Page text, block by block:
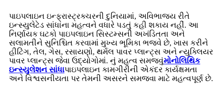
પાઇપલાઇન ઇન્ફ્રાસ્ટ્રક્ચરની દુનિયામાં, અવિભાજ્ય રીતે
ઇન્સ્યુલેટેડ સાંધાના મહત્વને વધારે પડતું કહી શકાય નહીં. આ
નિર્ણાયક ઘટકો પાઇપલાઇન સિસ્ટમ્સની અખંડિતતા અને
સલામતીને સુનિશ્ચિત કરવામાં મુખ્ય ભૂમિકા ભજવે છે, ખાસ કરીને
હીટિંગ, તેલ, ગેસ, રસાયણો, થર્મલ પાવર પ્લાન્ટ્સ અને ન્યુક્લિયર
પાવર પ્લાન્ટ્સ જેવા ઉદ્યોગોમાં. નું મહત્વ સમજવુંમોનોલિથિક
ઇન્સ્યુલેશન સાંધાપાઇપલાઇન કામગીરીની એકંદર કાર્યક્ષમતા
અને વિશ્વસનીયતા પર તેમની અસરને સમજવા માટે મહત્વપૂર્ણ છે.